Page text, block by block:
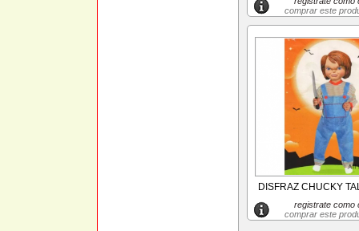
comprar este
DISFRAZ CHUCKY
registrate como
comprar este